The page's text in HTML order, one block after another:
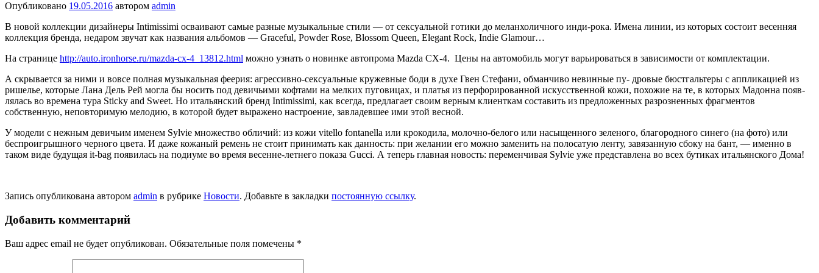
Опубликовано 19.05.2016 автором admin
В новой коллекции дизайнеры Intimissimi осваивают самые разные музыкальные стили — от сексуальной готики до меланхоличного инди-рока. Имена линии, из которых состоит весенняя
коллекция бренда, неда­ром звучат как названия альбомов — Graceful, Powder Rose, Blossom Queen, Elegant Rock, Indie Glamour…
На странице http://auto.ironhorse.ru/mazda-cx-4_13812.html можно узнать о новинке автопрома Mazda CX-4. Цены на автомобиль могут варьироваться в зависимости от комплектации.
А скрывается за ними и вовсе полная музыкальная феерия: агрессивно-сексуальные кружевные боди в духе Гвен Стефани, обманчиво невинные пу- дровые бюстгальтеры с аппликацией из
рише­лье, которые Лана Дель Рей могла бы носить под девичьими кофтами на мелких пуговицах, и платья из перфорированной искусственной кожи, похожие на те, в которых Мадонна появ­
лялась во времена тура Sticky and Sweet. Но ита­льянский бренд Intimissimi, как всегда, пред­лагает своим верным клиенткам составить из предложенных разрозненных фрагментов
собственную, неповторимую мелодию, в кото­рой будет выражено настроение, завладевшее ими этой весной.
У модели с нежным девичьим именем Sylvie множество обличий: из кожи vitello fontanella или крокодила, молочно-белого или насыщенного зеленого, благородного синего (на фото) или
беспроигрышного черного цвета. И даже кожаный ремень не стоит принимать как данность: при желании его можно заменить на полосатую ленту, завязанную сбоку на бант, — именно в
таком виде будущая it-bag появилась на подиуме во время весенне-летнего показа Gucci. А теперь главная новость: переменчивая Sylvie уже представлена во всех бутиках итальянского Дома!
Запись опубликована автором admin в рубрике Новости. Добавьте в закладки постоянную ссылку.
Добавить комментарий
Ваш адрес email не будет опубликован. Обязательные поля помечены *